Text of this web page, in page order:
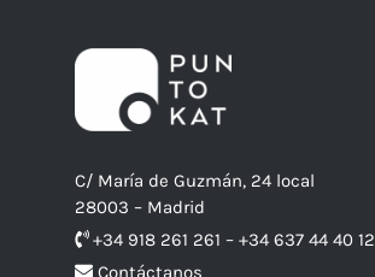
C/ María de Guzmán, 24 local
28003 – Madrid
+34 918 261 261 – +34 637 44 40 12
Contáctanos